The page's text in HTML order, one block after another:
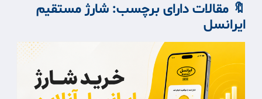
🔖 مقالات دارای برچسب: شارژ مستقیم
ایرانسل